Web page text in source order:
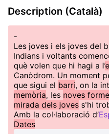
Description (Català)
-
Les joves i els joves del
Indians i voltants
què volen que hi hagi a l’
Canòdrom. Un moment
que sigui el barri, on la
memòria, les noves
mirada dels joves s'hi
Amb la col·laboració d’
Dates